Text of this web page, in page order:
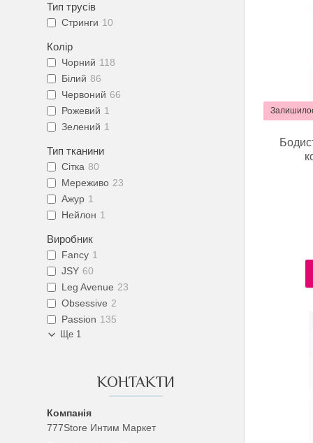
Тип трусів
Стринги 10
Колір
Чорний 118
Білий 86
Червоний 66
Рожевий 1
Зелений 1
Тип тканини
Сітка 80
Мереживо 23
Ажур 1
Нейлон 1
Виробник
Fancy 1
JSY 60
Leg Avenue 23
Obsessive 2
Passion 135
Ще 1
КОНТАКТИ
777Store Интим Маркет